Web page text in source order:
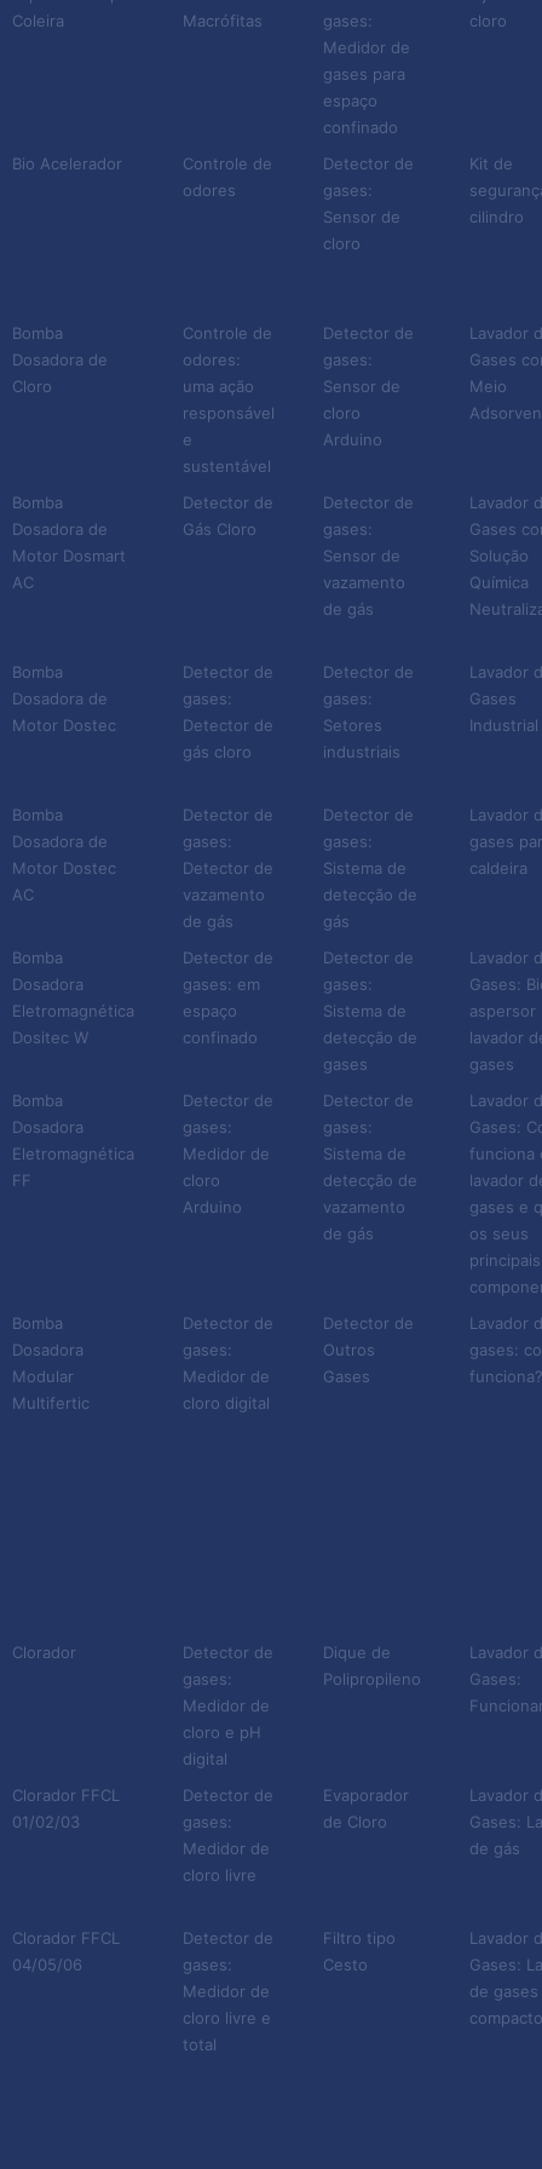
Coleira
Bio Acelerador
Bomba
Dosadora de
Cloro
Bomba
Dosadora de
Motor Dosmart
AC
Bomba
Dosadora de
Motor Dostec
Bomba
Dosadora de
Motor Dostec
AC
Bomba
Dosadora
Eletromagnética
Dositec W
Bomba
Dosadora
Eletromagnética
FF
Bomba
Dosadora
Modular
Multifertic
Clorador
Clorador FFCL
01/02/03
Clorador FFCL
04/05/06
Macrófitas
Controle de
odores
Controle de
odores:
uma ação
responsável
e
sustentável
Detector de
Gás Cloro
Detector de
gases:
Detector de
gás cloro
Detector de
gases:
Detector de
vazamento
de gás
Detector de
gases: em
espaço
confinado
Detector de
gases:
Medidor de
cloro
Arduino
Detector de
gases:
Medidor de
cloro digital
Detector de
gases:
Medidor de
cloro e pH
digital
Detector de
gases:
Medidor de
cloro livre
Detector de
gases:
Medidor de
cloro livre e
total
gases:
Medidor de
gases para
espaço
confinado
Detector de
gases:
Sensor de
cloro
Detector de
gases:
Sensor de
cloro
Arduino
Detector de
gases:
Sensor de
vazamento
de gás
Detector de
gases:
Setores
industriais
Detector de
gases:
Sistema de
detecção de
gás
Detector de
gases:
Sistema de
detecção de
gases
Detector de
gases:
Sistema de
detecção de
vazamento
de gás
Detector de
Outros
Gases
Dique de
Polipropileno
Evaporador
de Cloro
Filtro tipo
Cesto
cloro
Kit de
cilindro
Lavador
Gases
Meio
Lavador
Gases
Solução
Química
Lavador
Gases
Industrial
Lavador
gases
caldeira
Lavador
Gases:
aspersor
lavador
gases
Lavador
Gases:
funciona
lavador
gases e
os seus
principais
Lavador
gases:
funciona?
Lavador
Gases:
Lavador
Gases:
de gás
Lavador
Gases:
de gases
compacto